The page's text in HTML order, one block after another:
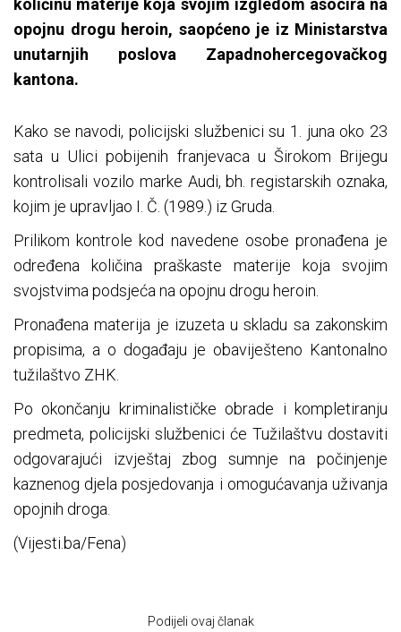
količinu materije koja svojim izgledom asocira na
opojnu drogu heroin, saopćeno je iz Ministarstva
unutarnjih poslova Zapadnohercegovačkog
kantona.
Kako se navodi, policijski službenici su 1. juna oko 23
sata u Ulici pobijenih franjevaca u Širokom Brijegu
kontrolisali vozilo marke Audi, bh. registarskih oznaka,
kojim je upravljao I. Č. (1989.) iz Gruda.
Prilikom kontrole kod navedene osobe pronađena je
određena količina praškaste materije koja svojim
svojstvima podsjeća na opojnu drogu heroin.
Pronađena materija je izuzeta u skladu sa zakonskim
propisima, a o događaju je obaviješteno Kantonalno
tužilaštvo ZHK.
Po okončanju kriminalističke obrade i kompletiranju
predmeta, policijski službenici će Tužilaštvu dostaviti
odgovarajući izvještaj zbog sumnje na počinjenje
kaznenog djela posjedovanja i omogućavanja uživanja
opojnih droga.
(Vijesti.ba/Fena)
Podijeli ovaj članak